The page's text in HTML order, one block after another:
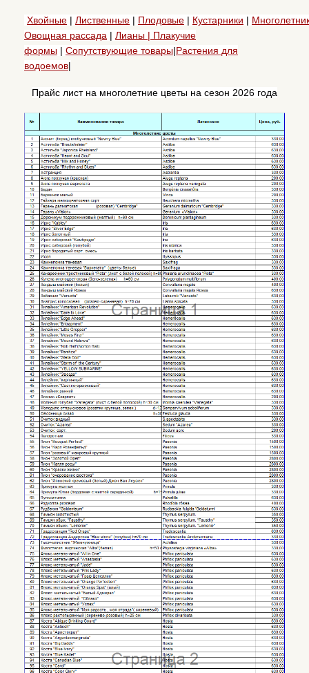
Хвойные | Лиственные | Плодовые | Кустарники |
Овощная рассада | Лианы | Плакучие
формы | Сопутствующие товары|Растения для
водоемов|
Прайс лист на многолетние цветы на сезон 2026 года